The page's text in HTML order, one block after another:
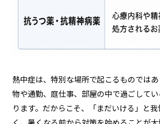
熱中症は、特別な場所で起こるものでは
物や通勤、庭仕事、部屋の中で過ごして
ります。だからこそ、「まだいける」と